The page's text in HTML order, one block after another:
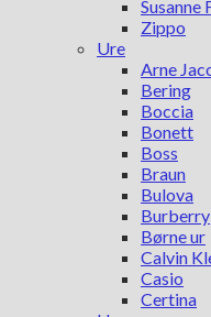
Susanne
Zippo
Ure
Arne
Bering
Boccia
Bonett
Boss
Braun
Bulova
Burberry
Børne ur
Calvin
Casio
Certina